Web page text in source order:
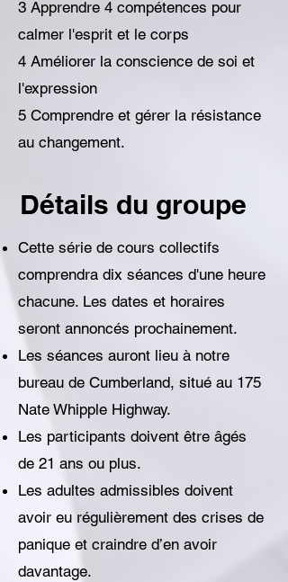
3 Apprendre 4 compétences pour
calmer l'esprit et le corps
4 Améliorer la conscience de soi et
l'expression
5 Comprendre et gérer la résistance
au changement.
Détails du groupe
Cette série de cours collectifs
comprendra dix séances d'une heure
chacune. Les dates et horaires
seront annoncés prochainement.
Les séances auront lieu à notre
bureau de Cumberland, situé au 175
Nate Whipple Highway.
Les participants doivent être âgés
de 21 ans ou plus.
Les adultes admissibles doivent
avoir eu régulièrement des crises de
panique et craindre d’en avoir
davantage.